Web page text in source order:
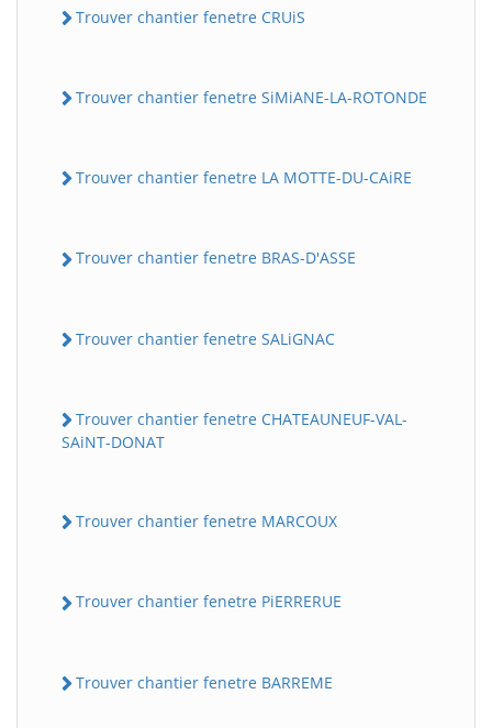
Trouver chantier fenetre CRUiS
Trouver chantier fenetre SiMiANE-LA-ROTONDE
Trouver chantier fenetre LA MOTTE-DU-CAiRE
Trouver chantier fenetre BRAS-D'ASSE
Trouver chantier fenetre SALiGNAC
Trouver chantier fenetre CHATEAUNEUF-VAL-
SAiNT-DONAT
Trouver chantier fenetre MARCOUX
Trouver chantier fenetre PiERRERUE
Trouver chantier fenetre BARREME